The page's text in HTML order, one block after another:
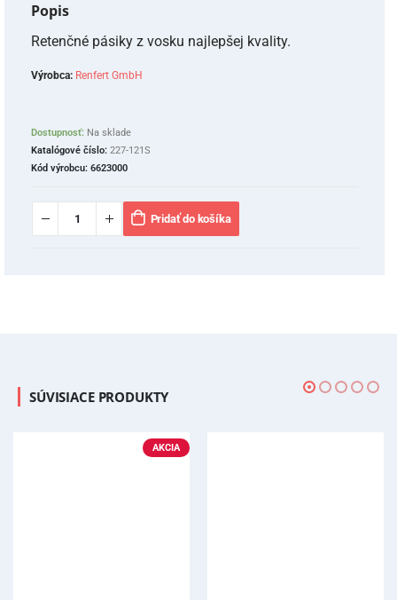
Popis
Retenčné pásiky z vosku najlepšej kvality.
Výrobca: Renfert GmbH
Dostupnosť: Na sklade
Katalógové číslo: 227-121S
Kód výrobcu: 6623000
Pridať do košíka
SÚVISIACE PRODUKTY